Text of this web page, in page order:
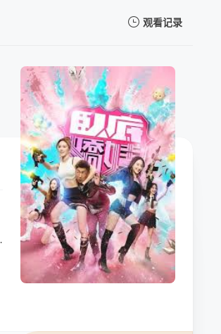
观看记录
暂无观看影片的记录
关礼杰 / / / 李海铜 / / / 张武孝